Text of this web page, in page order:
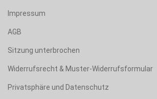
Impressum
AGB
Sitzung unterbrochen
Widerrufsrecht & Muster-Widerrufsformular
Privatsphäre und Datenschutz